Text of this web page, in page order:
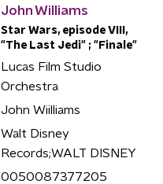
John Williams
Star Wars, episode VIII,
"The Last Jedi" ; "Finale"
Lucas Film Studio
Orchestra
John Wiilliams
Walt Disney
Records;WALT DISNEY
0050087377205